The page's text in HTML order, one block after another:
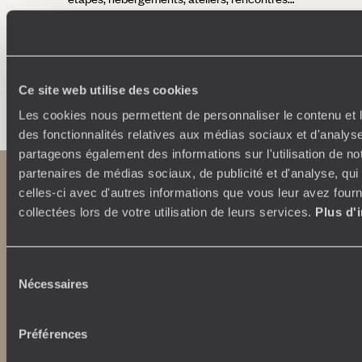
Ce site web utilise des cookies
Les cookies nous permettent de personnaliser le contenu et
des fonctionnalités relatives aux médias sociaux et
partageons également des informations sur l'utilisation de
partenaires de médias sociaux, de publicité et d'analyse,
celles-ci avec d'autres informations que vous leur avez
collectées lors de votre utilisation de leurs services. Plus
Nécessaires
Préférences
Faites créer votre voyage
Lire notre politique de confidentialité